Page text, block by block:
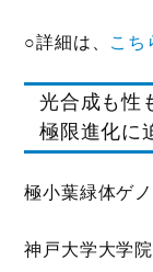
○詳細は、 こち
光合成も性
極限進化に
極小葉緑体ゲ
神戸大学大学